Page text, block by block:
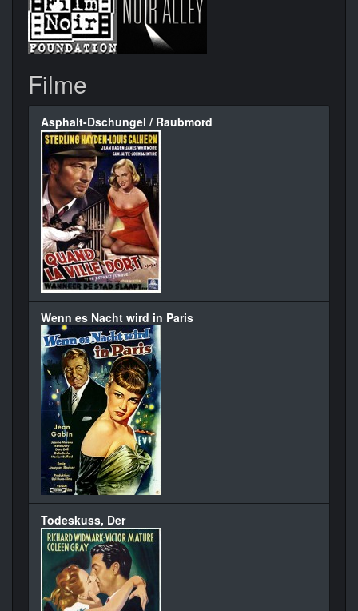
Filme
Asphalt-Dschungel / Raubmord
Wenn es Nacht wird in Paris
Todeskuss, Der